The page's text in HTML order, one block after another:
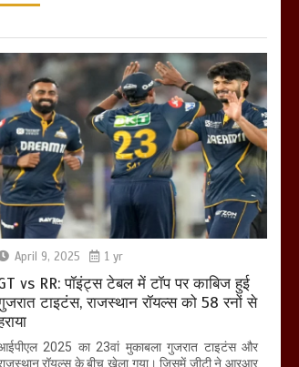
April 9, 2025 1 yr
vs RR: पॉइंट्स टेबल में टॉप पर काबिज हुई
टाइटंस, राजस्थान रॉयल्स को 58 रनों से
2025 का 23वां मुकाबला गुजरात टाइटंस और
रॉयल्स के बीच खेला गया। जिसमें जीटी ने आरआर